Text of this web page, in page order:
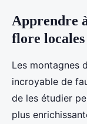
Apprendre
flore locales
Les montagnes
incroyable de
de les étudier
plus